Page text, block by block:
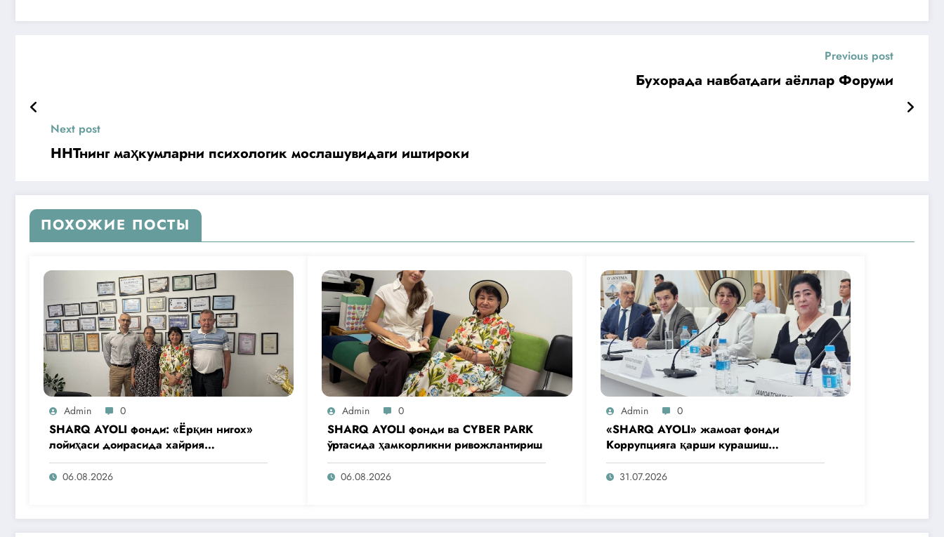
Previous post
Бухорада навбатдаги аёллар Форуми
Next post
ННТнинг маҳкумларни психологик мослашувидаги иштироки
ПОХОЖИЕ ПОСТЫ
Admin 0
SHARQ AYOLI фонди: «Ёрқин нигох»
лойиҳаси доирасида хайрия
операциялари ўтказилади
06.08.2026
Admin 0
SHARQ AYOLI фонди ва CYBER PARK
ўртасида ҳамкорликни ривожлантириш
06.08.2026
Admin 0
«SHARQ AYOLI» жамоат фонди
Коррупцияга қарши курашиш
агентлигидаги жамоат эшитувида
ташаббусларини тақдим этди
31.07.2026